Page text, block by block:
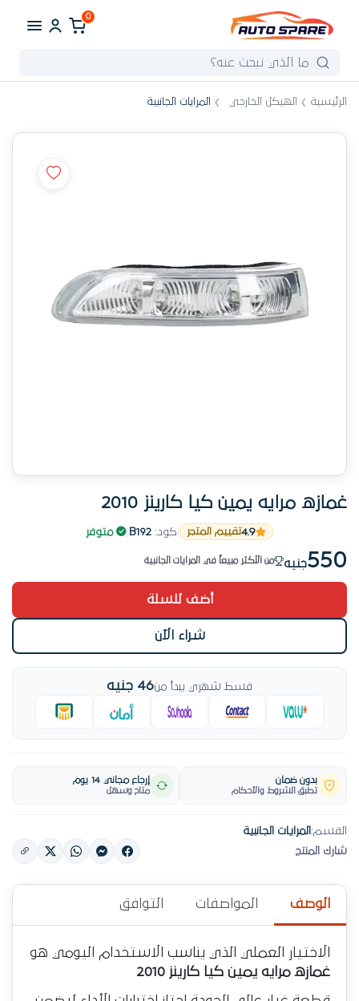
0
الرئيسية الهيكل الخارجي المرايات الجانبية
غمازه مرايه يمين كيا كارينز 2010
4.9تقييم المتجر كود: B192 متوفر
550جنيه
منتج مفحوص قبل الشحن
من الأكثر مبيعاً في المرايات الجانبية
17 عملية شراء للمنتج ده
أضف للسلة
شراء الآن
قسط شهري يبدأ من46 جنيه
بدون ضمان
تطبق الشروط والأحكام
إرجاع مجاني 14 يوم
متاح وسهل
القسم: المرايات الجانبية
شارك المنتج
الوصف المواصفات التوافق
الاختيار العملي الذي يناسب الاستخدام اليومي هو
غمازه مرايه يمين كيا كارينز 2010